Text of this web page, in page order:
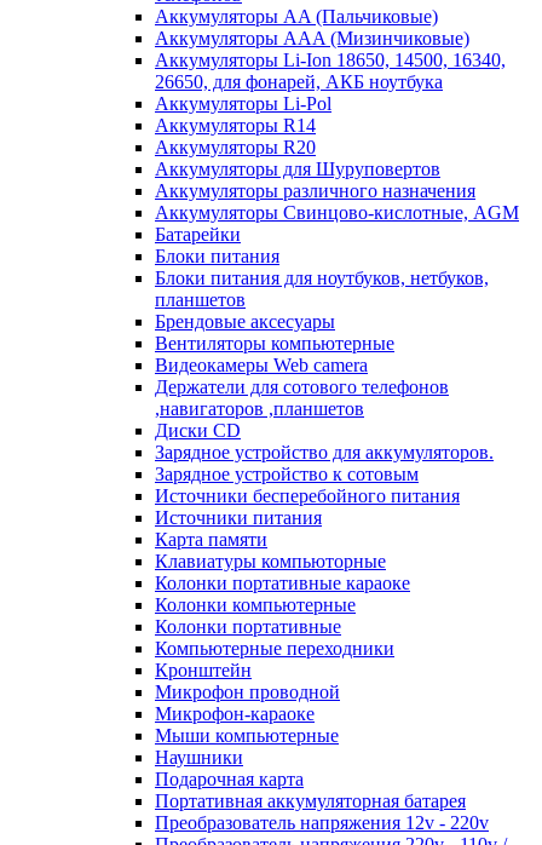
Аккумуляторы AA (Пальчиковые)
Аккумуляторы AAA (Мизинчиковые)
Аккумуляторы Li-Ion 18650, 14500, 16340,
26650, для фонарей, АКБ ноутбука
Аккумуляторы Li-Pol
Аккумуляторы R14
Аккумуляторы R20
Аккумуляторы для Шуруповертов
Аккумуляторы различного назначения
Аккумуляторы Свинцово-кислотные, AGM
Батарейки
Блоки питания
Блоки питания для ноутбуков, нетбуков,
планшетов
Брендовые аксесуары
Вентиляторы компьютерные
Видеокамеры Web camera
Держатели для сотового телефонов
,навигаторов ,планшетов
Диски CD
Зарядное устройство для аккумуляторов.
Зарядное устройство к сотовым
Источники бесперебойного питания
Источники питания
Карта памяти
Клавиатуры компьюторные
Колонки портативные караоке
Колонки компьютерные
Колонки портативные
Компьютерные переходники
Кронштейн
Микрофон проводной
Микрофон-караоке
Мыши компьютерные
Наушники
Подарочная карта
Портативная аккумуляторная батарея
Преобразователь напряжения 12v - 220v